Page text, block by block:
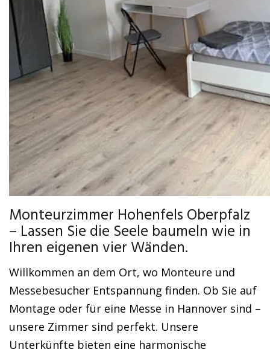
Monteurzimmer Hohenfels Oberpfalz
– Lassen Sie die Seele baumeln wie in
Ihren eigenen vier Wänden.
Willkommen an dem Ort, wo Monteure und
Messebesucher Entspannung finden. Ob Sie auf
Montage oder für eine Messe in Hannover sind –
unsere Zimmer sind perfekt. Unsere
Unterkünfte bieten eine harmonische